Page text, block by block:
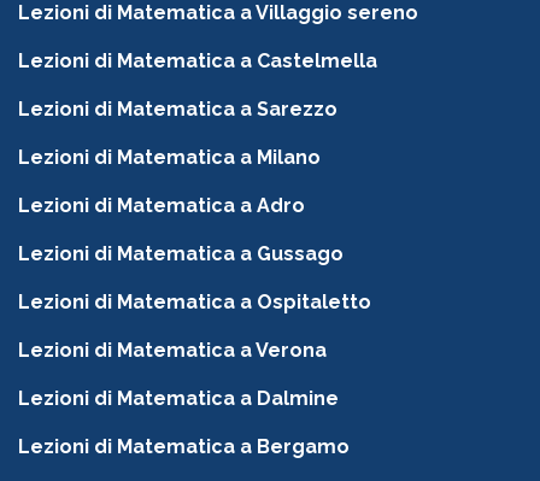
Lezioni di Matematica a Villaggio sereno
Lezioni di Matematica a Castelmella
Lezioni di Matematica a Sarezzo
Lezioni di Matematica a Milano
Lezioni di Matematica a Adro
Lezioni di Matematica a Gussago
Lezioni di Matematica a Ospitaletto
Lezioni di Matematica a Verona
Lezioni di Matematica a Dalmine
Lezioni di Matematica a Bergamo